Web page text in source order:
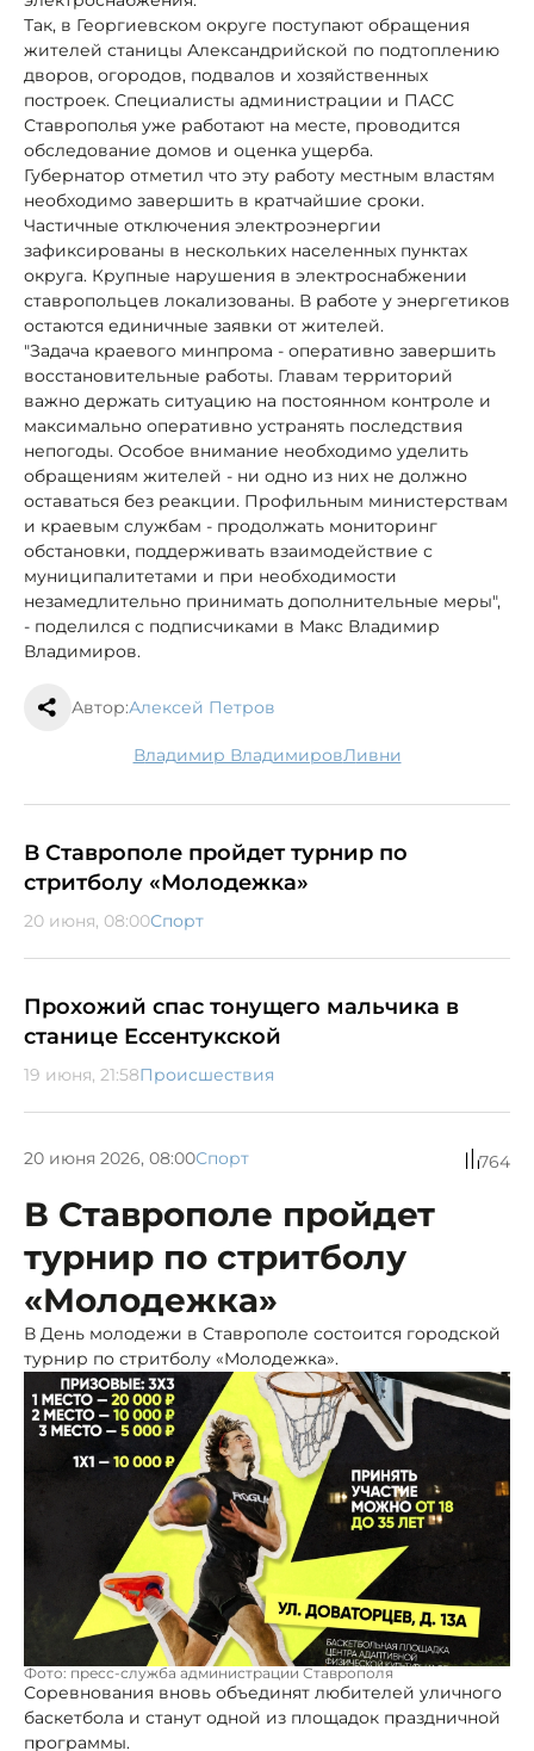
Так, в Георгиевском округе поступают обращения
жителей станицы Александрийской по подтоплению
дворов, огородов, подвалов и хозяйственных
построек. Специалисты администрации и ПАСС
Ставрополья уже работают на месте, проводится
обследование домов и оценка ущерба.
Губернатор отметил что эту работу местным властям
необходимо завершить в кратчайшие сроки.
Частичные отключения электроэнергии
зафиксированы в нескольких населенных пунктах
округа. Крупные нарушения в электроснабжении
ставропольцев локализованы. В работе у энергетиков
остаются единичные заявки от жителей.
"Задача краевого минпрома - оперативно завершить
восстановительные работы. Главам территорий
важно держать ситуацию на постоянном контроле и
максимально оперативно устранять последствия
непогоды. Особое внимание необходимо уделить
обращениям жителей - ни одно из них не должно
оставаться без реакции. Профильным министерствам
и краевым службам - продолжать мониторинг
обстановки, поддерживать взаимодействие с
муниципалитетами и при необходимости
незамедлительно принимать дополнительные меры",
- поделился с подписчиками в Макс Владимир
Владимиров.
Автор:Алексей Петров
Владимир Владимиров ливни
В Ставрополе пройдет турнир по
стритболу «Молодежка»
20 июня, 08:00Спорт
Прохожий спас тонущего мальчика в
станице Ессентукской
19 июня, 21:58Происшествия
20 июня 2026, 08:00Спорт 764
В Ставрополе пройдет
турнир по стритболу
«Молодежка»
В День молодежи в Ставрополе состоится городской
турнир по стритболу «Молодежка».
Фото: пресс-служба администрации Ставрополя
Соревнования вновь объединят любителей уличного
баскетбола и станут одной из площадок праздничной
программы.